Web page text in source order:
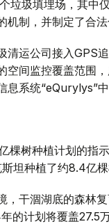
垃圾填埋场，其中
制，并制定了合法
清运公司接入GPS
空间监控覆盖范围
息系统“eQurylys”
棵树种植计划的指
坦种植了约8.4亿
，干涸湖底的森林
的计划将覆盖27.5